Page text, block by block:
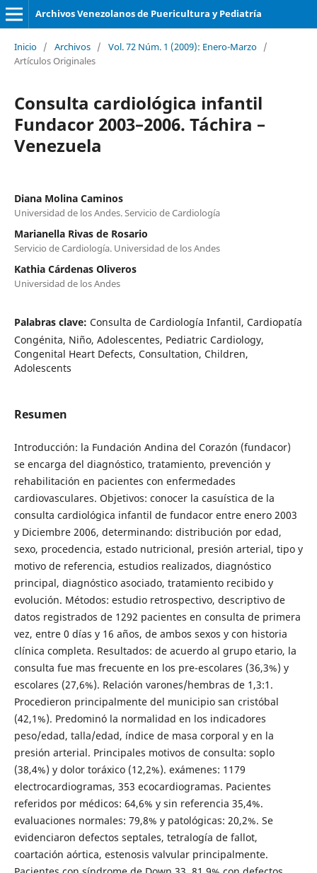
Archivos Venezolanos de Puericultura y Pediatría
Inicio / Archivos / Vol. 72 Núm. 1 (2009): Enero-Marzo /
Artículos Originales
Consulta cardiológica infantil
Fundacor 2003–2006. Táchira –
Venezuela
Diana Molina Caminos
Universidad de los Andes. Servicio de Cardiología
Marianella Rivas de Rosario
Servicio de Cardiología. Universidad de los Andes
Kathia Cárdenas Oliveros
Universidad de los Andes
Palabras clave: Consulta de Cardiología Infantil, Cardiopatía
Congénita, Niño, Adolescentes, Pediatric Cardiology,
Congenital Heart Defects, Consultation, Children,
Adolescents
Resumen
Introducción: la Fundación Andina del Corazón (fundacor)
se encarga del diagnóstico, tratamiento, prevención y
rehabilitación en pacientes con enfermedades
cardiovasculares. Objetivos: conocer la casuística de la
consulta cardiológica infantil de fundacor entre enero 2003
y Diciembre 2006, determinando: distribución por edad,
sexo, procedencia, estado nutricional, presión arterial, tipo y
motivo de referencia, estudios realizados, diagnóstico
principal, diagnóstico asociado, tratamiento recibido y
evolución. Métodos: estudio retrospectivo, descriptivo de
datos registrados de 1292 pacientes en consulta de primera
vez, entre 0 días y 16 años, de ambos sexos y con historia
clínica completa. Resultados: de acuerdo al grupo etario, la
consulta fue mas frecuente en los pre-escolares (36,3%) y
escolares (27,6%). Relación varones/hembras de 1,3:1.
Procedieron principalmente del municipio san cristóbal
(42,1%). Predominó la normalidad en los indicadores
peso/edad, talla/edad, índice de masa corporal y en la
presión arterial. Principales motivos de consulta: soplo
(38,4%) y dolor toráxico (12,2%). exámenes: 1179
electrocardiogramas, 353 ecocardiogramas. Pacientes
referidos por médicos: 64,6% y sin referencia 35,4%.
evaluaciones normales: 79,8% y patológicas: 20,2%. Se
evidenciaron defectos septales, tetralogía de fallot,
coartación aórtica, estenosis valvular principalmente.